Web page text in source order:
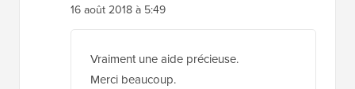
16 août 2018 à 5:49
Vraiment une aide précieuse.
Merci beaucoup.